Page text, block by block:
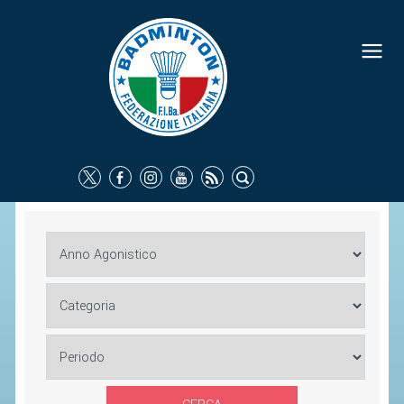
FEDERAZIONE
IDENTITÀ
COMMISSIONI FEDERALI
ORGANI TERRITORIALI
SOCIETÀ SPORTIVE
TUTELA DELLA SALUTE -
COMUNICAZIONE E MARKETING